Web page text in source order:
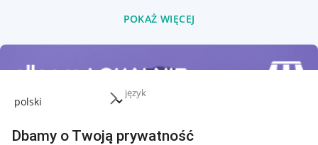
język
Dbamy o Twoją prywatność
POKAŻ WIĘCEJ